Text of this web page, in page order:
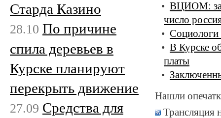
ВЦИОМ: за
число
Социологи
В Курске
платы
Нашли
Трансляция
Старда Казино
28.10 По причине
спила деревьев в
Курске планируют
перекрыть движение
27.09 Средства для